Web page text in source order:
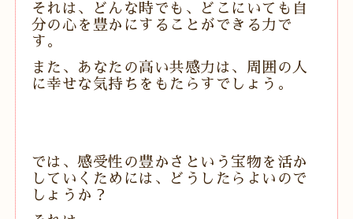
それは、どんな時でも、どこにいても自
分の心を豊かにすることができる力で
す。
また、あなたの高い共感力は、周囲の人
に幸せな気持ちをもたらすでしょう。
では、感受性の豊かさという宝物を活か
していくためには、どうしたらよいので
しょうか？